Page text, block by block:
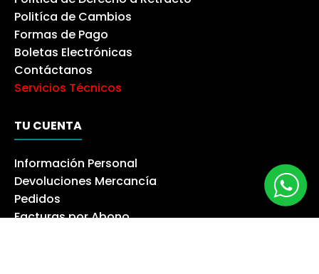
Politíca de Cambios
Formas de Pago
Boletas Electrónicas
Contáctanos
Servicios Técnicos
TU CUENTA
Información Personal
Devoluciones Mercancía
Pedidos
Facturas por Abono